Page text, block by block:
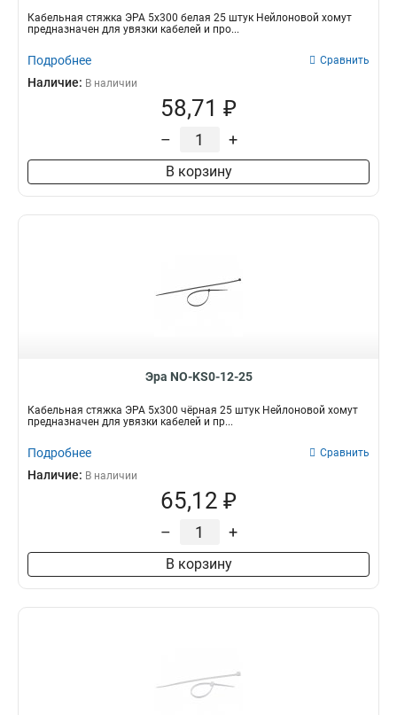
Кабельная стяжка ЭРА 5x300 белая 25 штук Нейлоновой хомут
предназначен для увязки кабелей и про...
Подробнее Сравнить
Наличие: В наличии
58,71 ₽
– +
В корзину
Эра NO-KS0-12-25
Кабельная стяжка ЭРА 5x300 чёрная 25 штук Нейлоновой хомут
предназначен для увязки кабелей и пр...
Подробнее Сравнить
Наличие: В наличии
65,12 ₽
– +
В корзину